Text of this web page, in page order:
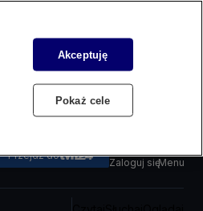
Przejdź do
Zaloguj sięMenu
Akceptuję
Pokaż cele